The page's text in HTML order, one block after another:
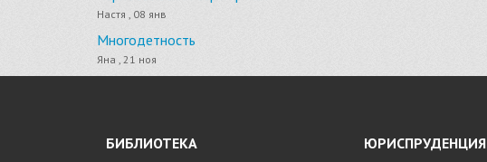
Настя , 08 янв
Многодетность
Яна , 21 ноя
БИБЛИОТЕКА ЮРИСПРУДЕНЦИЯ